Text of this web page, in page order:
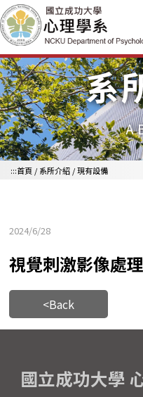
跳到主要內容區
系
:::首頁/ 系所介紹/現有設備
2024/6/28
視覺刺激影像處
<Back
國立成功大學